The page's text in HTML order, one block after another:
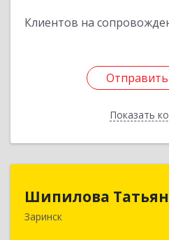
Клиентов на
Отправить
Показать
Отправить
Шипилова
Заринск
Шипилова